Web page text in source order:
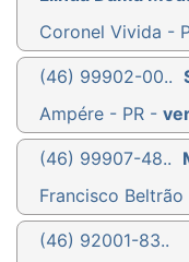
Coronel Vivida -
(46) 99902-00..
Ampére - PR -
(46) 99907-48..
Francisco Beltrão
(46) 92001-83..